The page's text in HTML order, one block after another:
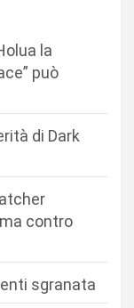
la
può
di Dark
contro
sgranata